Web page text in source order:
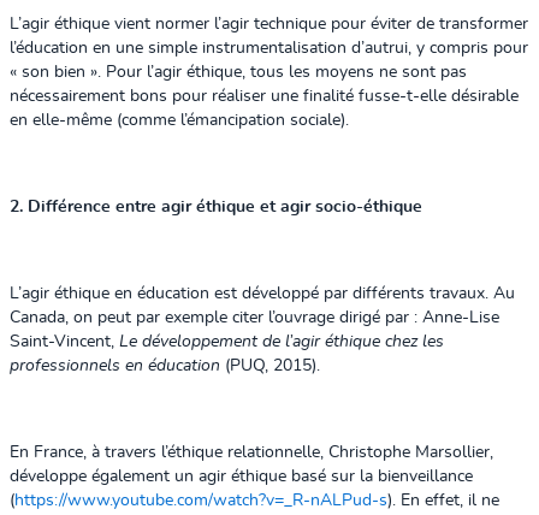
L’agir éthique vient normer l’agir technique pour éviter de transformer
l’éducation en une simple instrumentalisation d’autrui, y compris pour
« son bien ». Pour l’agir éthique, tous les moyens ne sont pas
nécessairement bons pour réaliser une finalité fusse-t-elle désirable
en elle-même (comme l’émancipation sociale).
2. Différence entre agir éthique et agir socio-éthique
L’agir éthique en éducation est développé par différents travaux. Au
Canada, on peut par exemple citer l’ouvrage dirigé par : Anne-Lise
Saint-Vincent, Le développement de l’agir éthique chez les
professionnels en éducation (PUQ, 2015).
En France, à travers l’éthique relationnelle, Christophe Marsollier,
développe également un agir éthique basé sur la bienveillance
(https://www.youtube.com/watch?v=_R-nALPud-s). En effet, il ne